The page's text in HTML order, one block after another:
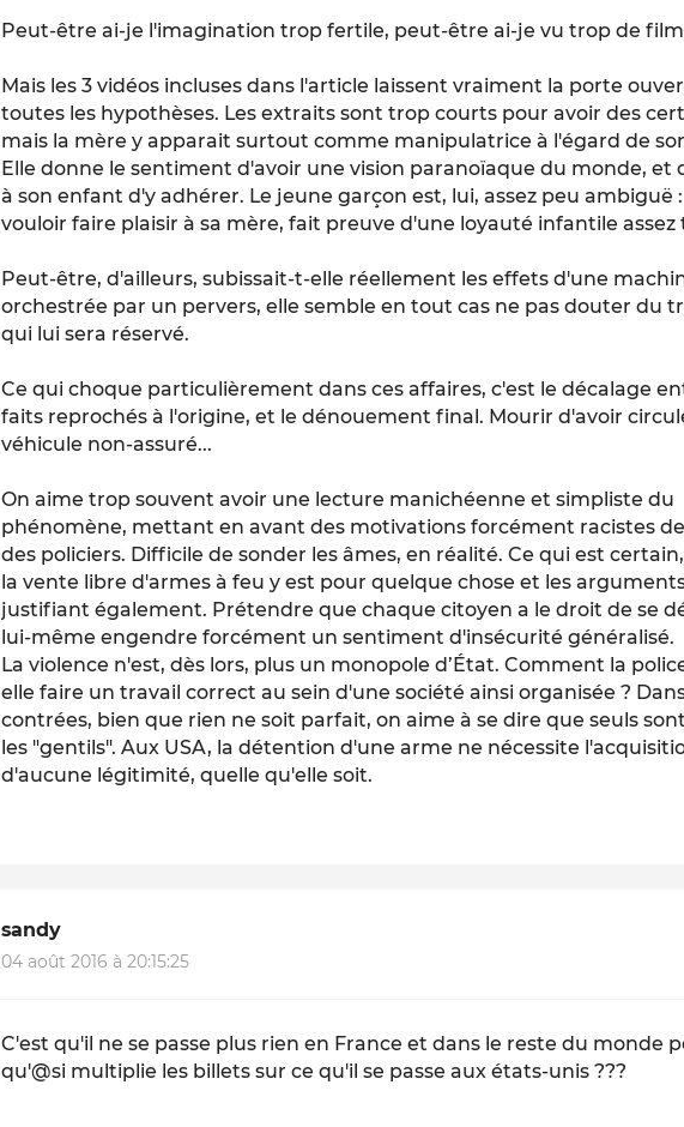
Peut-être ai-je l'imagination trop fertile, peut-être ai-je vu trop de
Mais les 3 vidéos incluses dans l'article laissent vraiment la porte
toutes les hypothèses. Les extraits sont trop courts pour avoir des
mais la mère y apparait surtout comme manipulatrice à l'égard de
Elle donne le sentiment d'avoir une vision paranoïaque du monde, et
à son enfant d'y adhérer. Le jeune garçon est, lui, assez peu ambiguë
vouloir faire plaisir à sa mère, fait preuve d'une loyauté infantile assez
Peut-être, d'ailleurs, subissait-t-elle réellement les effets d'une
orchestrée par un pervers, elle semble en tout cas ne pas douter du
qui lui sera réservé.
Ce qui choque particulièrement dans ces affaires, c'est le décalage
faits reprochés à l'origine, et le dénouement final. Mourir d'avoir
véhicule non-assuré...
On aime trop souvent avoir une lecture manichéenne et simpliste du
phénomène, mettant en avant des motivations forcément racistes
des policiers. Difficile de sonder les âmes, en réalité. Ce qui est
la vente libre d'armes à feu y est pour quelque chose et les
justifiant également. Prétendre que chaque citoyen a le droit de se
lui-même engendre forcément un sentiment d'insécurité généralisé.
La violence n'est, dès lors, plus un monopole d’État. Comment la
elle faire un travail correct au sein d'une société ainsi organisée ?
contrées, bien que rien ne soit parfait, on aime à se dire que seuls
les "gentils". Aux USA, la détention d'une arme ne nécessite
d'aucune légitimité, quelle qu'elle soit.
sandy
04 août 2016 à 20:15:25
C'est qu'il ne se passe plus rien en France et dans le reste du monde
qu'@si multiplie les billets sur ce qu'il se passe aux états-unis ???